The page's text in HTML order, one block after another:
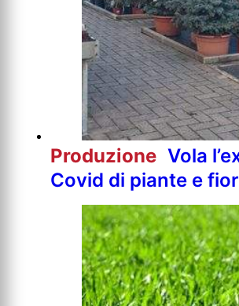
Produzione Vola
Covid di piante e